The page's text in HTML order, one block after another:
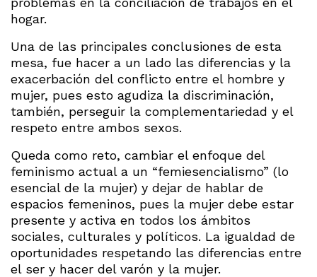
hogar.
Una de las principales conclusiones de esta
mesa, fue hacer a un lado las diferencias y la
exacerbación del conflicto entre el hombre y
mujer, pues esto agudiza la discriminación,
también, perseguir la complementariedad y el
respeto entre ambos sexos.
Queda como reto, cambiar el enfoque del
feminismo actual a un “femiesencialismo” (lo
esencial de la mujer) y dejar de hablar de
espacios femeninos, pues la mujer debe estar
presente y activa en todos los ámbitos
sociales, culturales y políticos. La igualdad de
oportunidades respetando las diferencias entre
el ser y hacer del varón y la mujer.